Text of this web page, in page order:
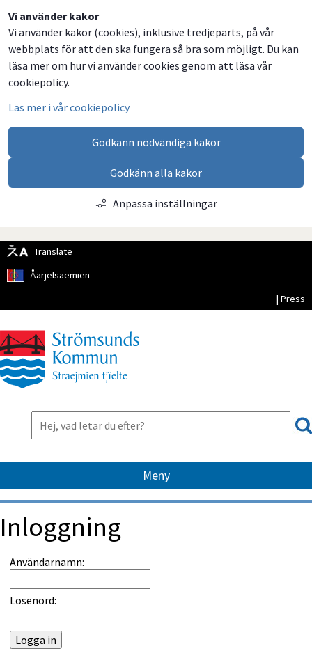
Vi använder kakor
Vi använder kakor (cookies), inklusive tredjeparts, på vår
webbplats för att den ska fungera så bra som möjligt. Du kan
läsa mer om hur vi använder cookies genom att läsa vår
cookiepolicy.
Läs mer i vår cookiepolicy
Godkänn nödvändiga kakor
Godkänn alla kakor
Anpassa inställningar
Translate
Åarjelsaemien
| Press
Meny
Inloggning
Inloggning
Användarnamn:
Lösenord: